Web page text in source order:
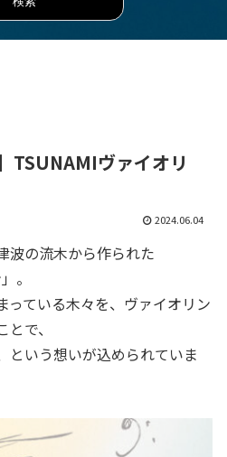
TSUNAMIヴァイオリ
2024.06.04
波の流木から作られた
。
っている木々を、ヴァイオリン
で、
という想いが込められていま